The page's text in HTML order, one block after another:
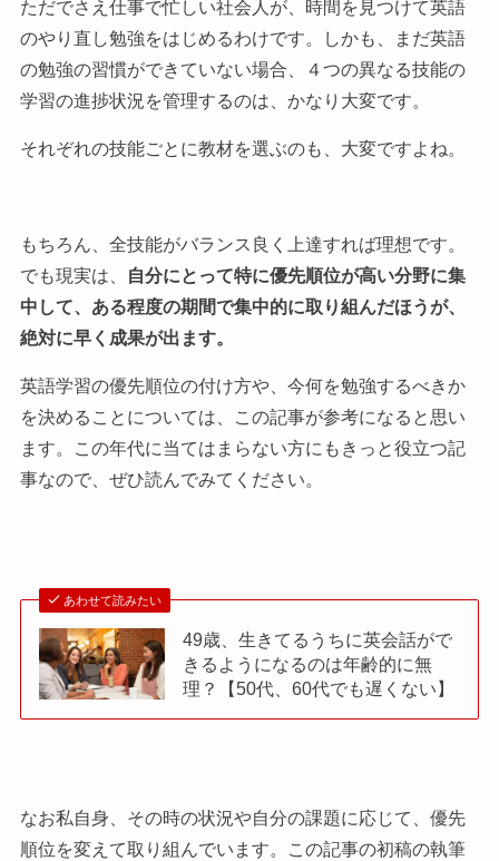
ただでさえ仕事で忙しい社会人が、時間を見つけて英語
のやり直し勉強をはじめるわけです。しかも、まだ英語
の勉強の習慣ができていない場合、４つの異なる技能の
学習の進捗状況を管理するのは、かなり大変です。
それぞれの技能ごとに教材を選ぶのも、大変ですよね。
もちろん、全技能がバランス良く上達すれば理想です。
でも現実は、
自分にとって特に優先順位が高い分野に集
中して、ある程度の期間で集中的に取り組んだほうが、
絶対に早く成果が出ます。
英語学習の優先順位の付け方や、今何を勉強するべきか
を決めることについては、この記事が参考になると思い
ます。この年代に当てはまらない方にもきっと役立つ記
事なので、ぜひ読んでみてください。
あわせて読みたい
49歳、生きてるうちに英会話がで
きるようになるのは年齢的に無
理？【50代、60代でも遅くない】
なお私自身、その時の状況や自分の課題に応じて、優先
順位を変えて取り組んでいます。この記事の初稿の執筆